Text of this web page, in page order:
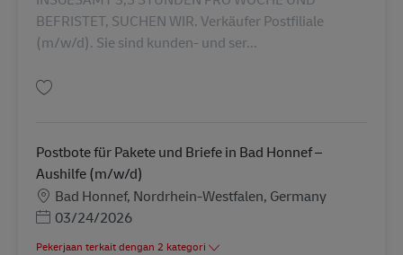
BEFRISTET, SUCHEN WIR. Verkäufer Postfiliale
(m/w/d). Sie sind kunden- und ser...
Postbote für Pakete und Briefe in Bad Honnef –
Aushilfe (m/w/d)
LokasiBad Honnef, Nordrhein-Westfalen, Germany
Posted Date
03/24/2026
Pekerjaan terkait dengan 2 kategori